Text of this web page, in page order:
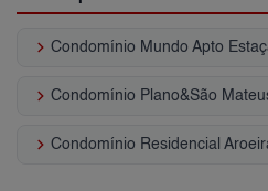
keyboard_arrow_right
keyboard_arrow_right Condomínio Plano&São
keyboard_arrow_right Condomínio Residencial